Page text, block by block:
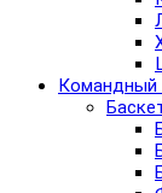
Командный